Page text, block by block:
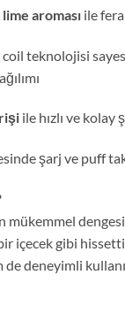
aromasıile
teknolojisi
ile hızlı ve kolay
şarj ve puff
mükemmel
içecek gibi
deneyimli